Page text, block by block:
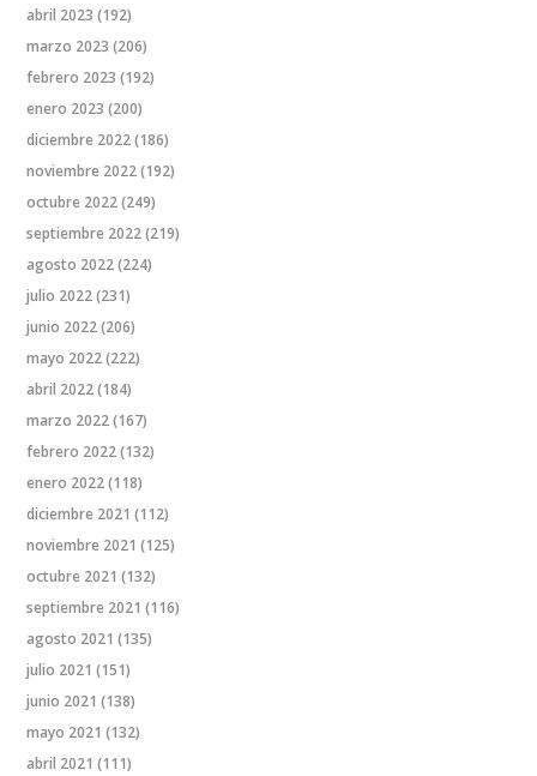
abril 2023 (192)
marzo 2023 (206)
febrero 2023 (192)
enero 2023 (200)
diciembre 2022(186)
noviembre 2022(192)
octubre 2022(249)
septiembre 2022(219)
agosto 2022(224)
julio 2022(231)
junio 2022(206)
mayo 2022(222)
abril 2022(184)
marzo 2022(167)
febrero 2022(132)
enero 2022(118)
diciembre 2021 (112)
noviembre 2021 (125)
octubre 2021 (132)
septiembre 2021 (116)
agosto 2021 (135)
julio 2021 (151)
junio 2021 (138)
mayo 2021 (132)
abril 2021 (111)